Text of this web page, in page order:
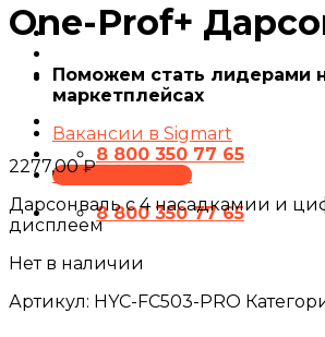
Поможем стать лидерами
маркетплейсах
Вакансии в Sigmart
8 800 350 77 65
ПРЕЗЕНТАЦИЯ
8 800 350 77 65
One-Prof+
2277,00₽
Дарсонваль с 4 насадкамии и
дисплеем
Нет в наличии
Артикул: HYC-FC503-PRO